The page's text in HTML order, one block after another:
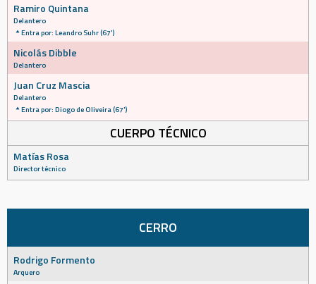
Ramiro Quintana
Delantero
Entra por: Leandro Suhr (67')
Nicolás Dibble
Delantero
Juan Cruz Mascia
Delantero
Entra por: Diogo de Oliveira (67')
CUERPO TÉCNICO
Matías Rosa
Director técnico
CERRO
Rodrigo Formento
Arquero